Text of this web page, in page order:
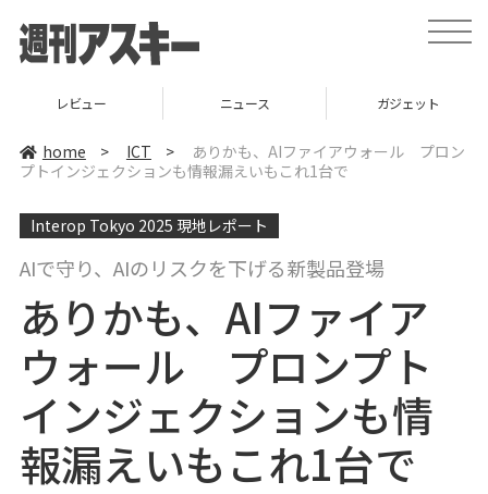
t
o
v
ニュース ガジェット ゲーム
home > ICT >
ありかも、AIファイアウォール プロン
プトインジェクションも情報漏えいもこれ1台で
Interop Tokyo 2025 現地レポート
AIで守り、AIのリスクを下げる新製品登場
ありかも、AIファイア
ウォール プロンプト
インジェクションも情
報漏えいもこれ1台で